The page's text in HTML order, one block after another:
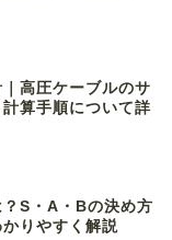
高圧ケーブルのサ
算手順について詳
S・A・Bの決め方
りやすく解説